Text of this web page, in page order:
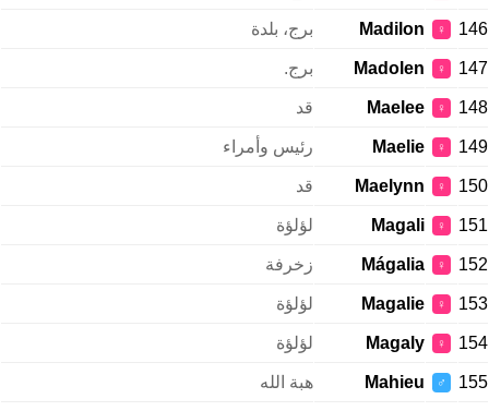
146
♀
Madilon برج، بلدة
147
♀
Madolen برج.
148
♀
Maelee قد
149
♀
Maelie رئيس وأمراء
150
♀
Maelynn قد
151
♀
Magali لؤلؤة
152
♀
Mágalia زخرفة
153
♀
Magalie لؤلؤة
154
♀
Magaly لؤلؤة
155
♂
Mahieu هبة الله